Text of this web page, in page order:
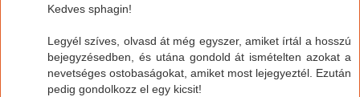
Kedves sphagin!
Legyél szíves, olvasd át még egyszer, amiket írtál a hosszú
bejegyzésedben, és utána gondold át ismételten azokat a
nevetséges ostobaságokat, amiket most lejegyeztél. Ezután
pedig gondolkozz el egy kicsit!